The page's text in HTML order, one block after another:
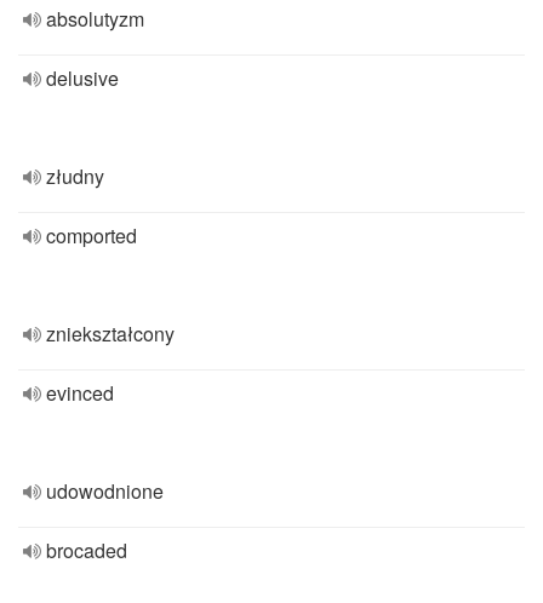
absolutyzm
delusive
złudny
comported
zniekształcony
evinced
udowodnione
brocaded